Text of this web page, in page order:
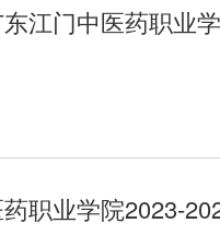
江门中医药职业
职业学院2023-